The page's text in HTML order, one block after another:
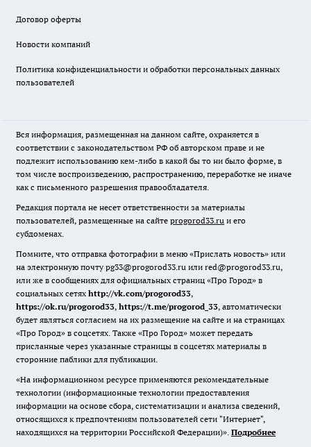
Договор оферты
Новости компаний
Политика конфиденциальности и обработки персональных данных
пользователей
Вся информация, размещенная на данном сайте, охраняется в
соответствии с законодательством РФ об авторском праве и не
подлежит использованию кем-либо в какой бы то ни было форме, в
том числе воспроизведению, распространению, переработке не иначе
как с письменного разрешения правообладателя.
Редакция портала не несет ответственности за материалы
пользователей, размещенные на сайте progorod33.ru и его
субдоменах.
Помните, что отправка фотографии в меню «Прислать новость» или
на электронную почту pg33@progorod33.ru или red@progorod33.ru,
или же в сообщениях для официальных страниц «Про Город» в
социальных сетях http://vk.com/progorod33,
https://ok.ru/progorod33, https://t.me/progorod_33, автоматически
будет являться согласием на их размещение на сайте и на страницах
«Про Город» в соцсетях. Также «Про Город» может передать
присланные через указанные страницы в соцсетях материалы в
сторонние паблики для публикации.
«На информационном ресурсе применяются рекомендательные
технологии (информационные технологии предоставления
информации на основе сбора, систематизации и анализа сведений,
относящихся к предпочтениям пользователей сети "Интернет",
находящихся на территории Российской Федерации)». Подробнее